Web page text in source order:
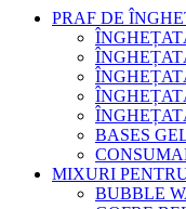
PRAF DE
BASES
MIXURI
BUBBLE